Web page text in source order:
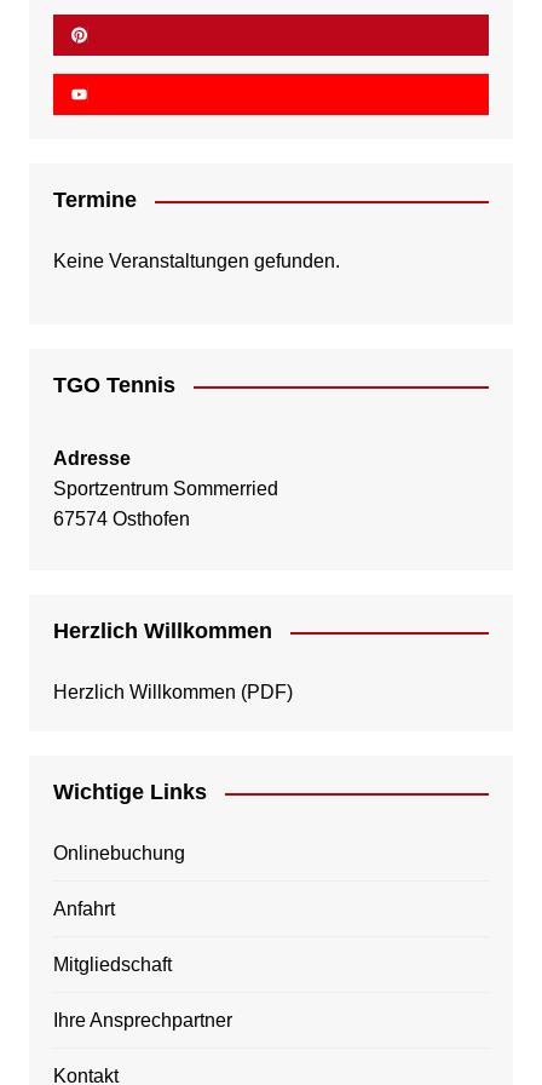
Termine
Keine Veranstaltungen gefunden.
TGO Tennis
Adresse
Sportzentrum Sommerried
67574 Osthofen
Herzlich Willkommen
Herzlich Willkommen (PDF)
Wichtige Links
Onlinebuchung
Anfahrt
Mitgliedschaft
Ihre Ansprechpartner
Kontakt